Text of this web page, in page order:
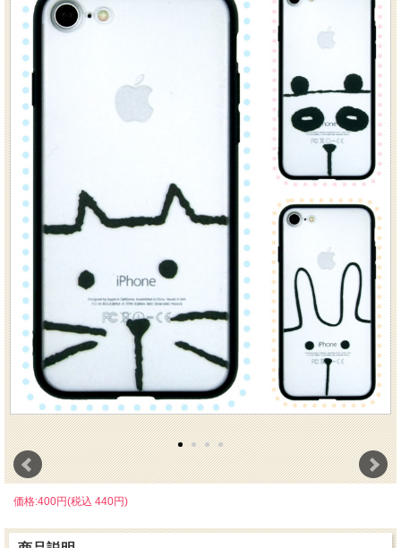
価格:400円(税込 440円)